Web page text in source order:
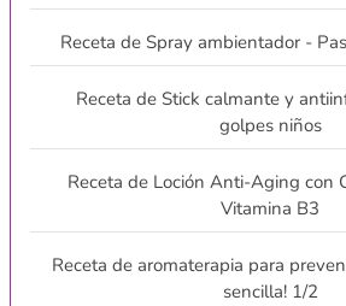
Receta de Spray ambientador -
Receta de Stick calmante y
golpes niños
Receta de Loción Anti-Aging con
Vitamina B3
Receta de aromaterapia para
sencilla! 1/2